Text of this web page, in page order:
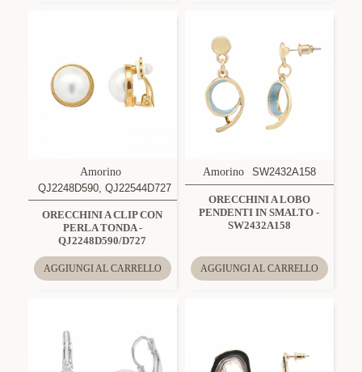
Amorino
QJ2248D590, QJ22544D727
ORECCHINI A CLIP CON
PERLA TONDA -
QJ2248D590/D727
AGGIUNGI AL CARRELLO
Amorino SW2432A158
ORECCHINI A LOBO
PENDENTI IN SMALTO -
SW2432A158
AGGIUNGI AL CARRELLO